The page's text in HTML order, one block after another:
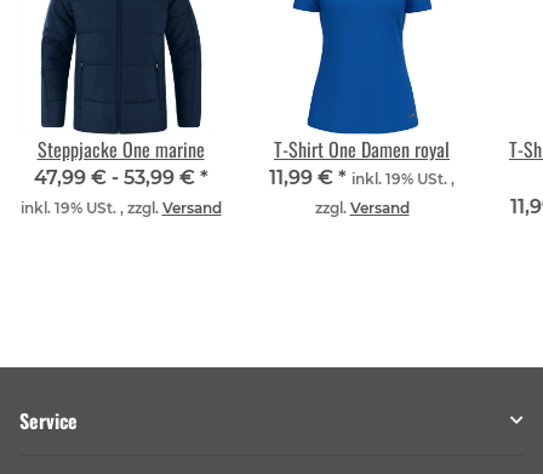
Steppjacke One marine
47,99 € - 53,99 € *
inkl. 19% USt. , zzgl. Versand
T-Shirt One Damen royal
11,99 € * inkl. 19% USt. ,
zzgl. Versand
T-
Service